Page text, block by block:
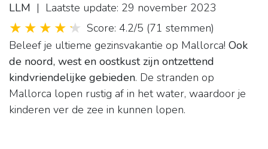
LLM | Laatste update: 29 november 2023
Score: 4.2/5 (71 stemmen)
Beleef je ultieme gezinsvakantie op Mallorca! Ook
de noord, west en oostkust zijn ontzettend
kindvriendelijke gebieden. De stranden op
Mallorca lopen rustig af in het water, waardoor je
kinderen ver de zee in kunnen lopen.